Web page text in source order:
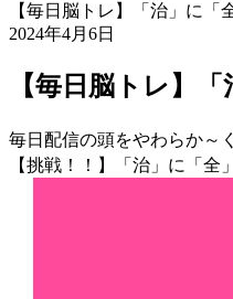
【毎日脳トレ】「治」に「
2024年4月6日
【毎日脳トレ】
毎日配信の頭をやわらか～
【挑戦！！】「治」に「